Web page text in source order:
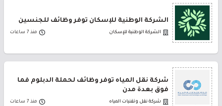
الشركة الوطنية للإسكان توفر وظائف للجنسين
الشركة الوطنية للإسكان منذ 7 ساعات
شركة نقل المياه توفر وظائف لحملة الدبلوم فما
فوق بعدة مدن
شركة نقل وتقنيات المياه منذ 7 ساعات